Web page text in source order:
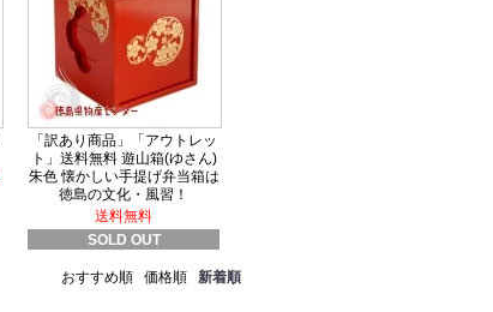
「訳あり商品」「アウトレッ
ト」送料無料 遊山箱(ゆさん)
朱色 懐かしい手提げ弁当箱は
徳島の文化・風習！
送料無料
SOLD OUT
おすすめ順 価格順 新着順